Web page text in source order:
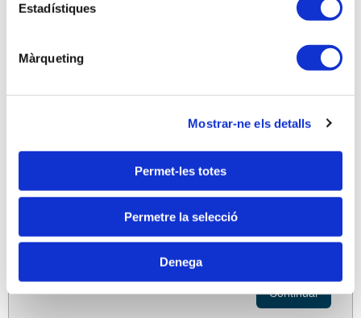
Estadístiques
Màrqueting
Mostrar-ne els detalls
Permet-les totes
Permetre la selecció
Denega
Población
(*) Campos obligatorios.
(1) Para recibir alertas y notificaciones de las
inscripciones de actas de formación y otros
Continuar